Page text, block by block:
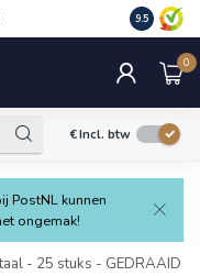
9.5
0
€Incl. btw
PostNL kunnen
ongemak!
- 25 stuks - GEDRAAID